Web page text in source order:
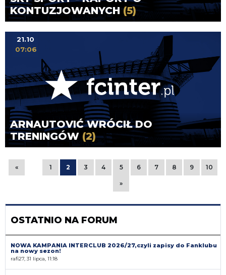
KONTUZJOWANYCH(5)
ARNAUTOVIĆ WRÓCIŁ DO
TRENINGÓW (2)
21.10
07:06
« 1 2 3 4 5 6 7 8 9 10
»
OSTATNIO NA FORUM
NOWA KAMPANIA INTERCLUB 2026/27,czyli zapisy do Fanklubu
na nowy sezon!
rafi27, 31 lipca, 11:18